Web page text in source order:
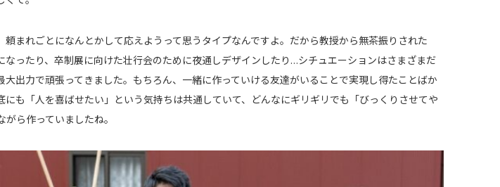
頼まれごとになんとかして応えようって思うタイプなんですよ。だから教授から無茶振りされた
なったり、卒制展に向けた壮行会のために夜通しデザインしたり…シチュエーションはさまざまだ
大出力で頑張ってきました。もちろん、一緒に作っていける友達がいることで実現し得たことばか
にも「人を喜ばせたい」という気持ちは共通していて、どんなにギリギリでも「びっくりさせてや
ら作っていましたね。